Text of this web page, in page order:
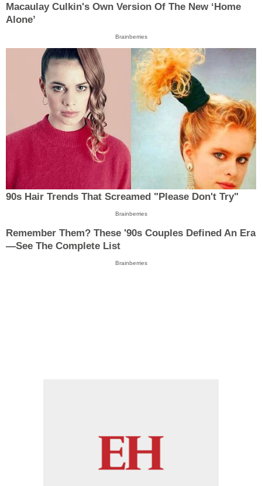
Macaulay Culkin's Own Version Of The New ‘Home
Alone’
Brainberries
90s Hair Trends That Screamed "Please Don't Try"
Brainberries
Remember Them? These '90s Couples Defined An Era
—See The Complete List
Brainberries